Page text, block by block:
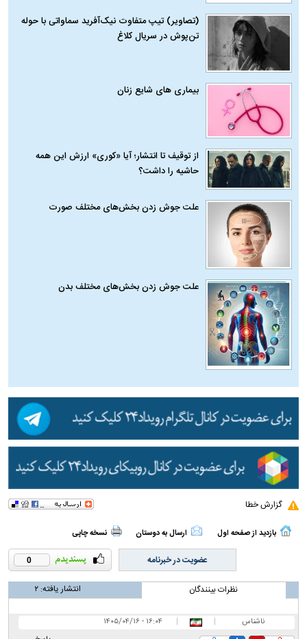
(تصاویر) تیپ متفاوت نیک‌آفرید سماواتی با حوله
تن‌پوش در سریال کلاغ
بیماری‌ های شایع زنان
از توقیف تا انتشار؛ آیا «کوری» ارزش این همه
حاشیه را داشت؟
علت جوش زدن بخش‌های مختلف صورت
علت جوش زدن بخش‌های مختلف بدن
گزارش خطا
بازدید از صفحه اول ارسال به دوستان نسخه چاپی
0 عضویت در خبرنامه
نظرات بینندگان انتشار یافته:۲
ناشناس |
|
۱۶:۰۴ - ۱۴۰۵/۰۴/۱۶